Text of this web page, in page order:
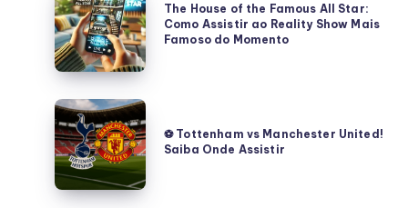
House
of
the
Famous
All
Star:
Como
Assistir
ao
The House of the Famous All Star:
Como Assistir ao Reality Show Mais
Famoso do Momento
⚽
Tottenham
vs
Manchester
United!
⚽ Tottenham vs Manchester United!
Saiba Onde Assistir